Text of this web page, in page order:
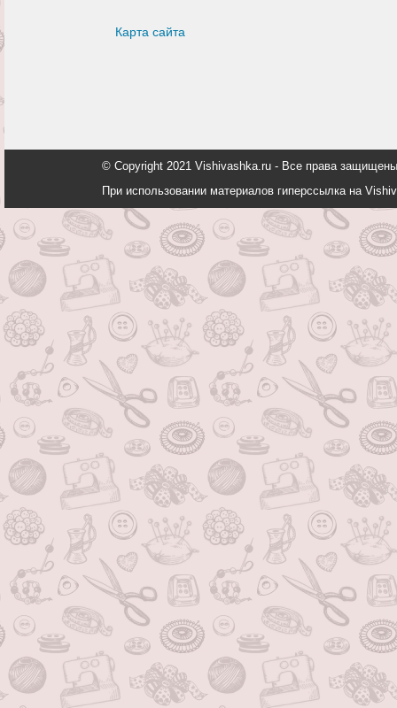
Карта сайта
© Copyright 2021 Vishivashka.ru - Все права
При использовании материалов гиперссылка на